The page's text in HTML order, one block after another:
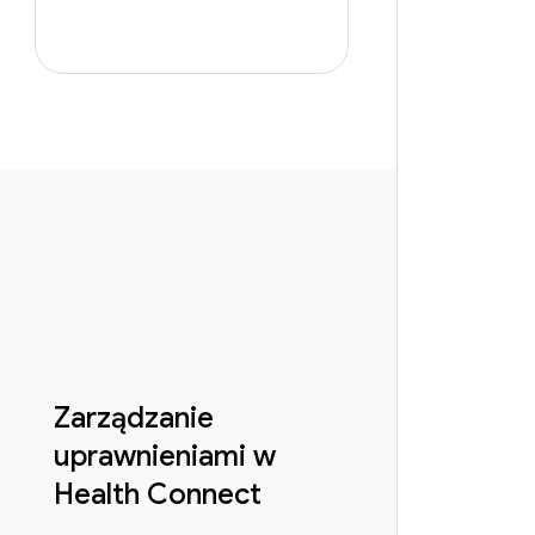
Zarządzanie
uprawnieniami w
Health Connect